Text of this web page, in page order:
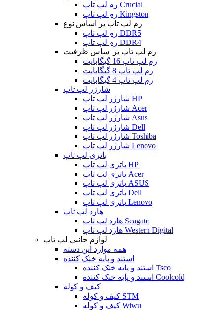
رم لپ تاپ Crucial
رم لپ تاپ Kingston
رم لپ تاپ بر اساس نوع
رم لپ تاپ DDR5
رم لپ تاپ DDR4
رم لپ تاپ بر اساس ظرفیت
رم لپ تاپ 16 گیگابایت
رم لپ تاپ 8 گیگابایت
رم لپ تاپ 4 گیگابایت
شارژر لپ تاپ
شارژر لپ تاپ HP
شارژر لپ تاپ Acer
شارژر لپ تاپ Asus
شارژر لپ تاپ Dell
شارژر لپ تاپ Toshiba
شارژر لپ تاپ Lenovo
باتری لپ تاپ
باتری لپ تاپ HP
باتری لپ تاپ Acer
باتری لپ تاپ ASUS
باتری لپ تاپ Dell
باتری لپ تاپ Lenovo
هارد لپ تاپ
هارد لپ تاپ Seagate
هارد لپ تاپ Western Digital
لوازم جانبی لپ تاپ
همه موارد این دسته
استند و پایه خنک کننده
استند و پایه خنک کننده Tsco
استند و پایه خنک کننده Coolcold
کیف و کوله
کیف و کوله STM
کیف و کوله Wiwu